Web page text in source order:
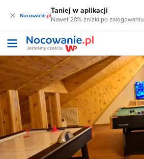
× Taniej w aplikacji
Nawet 20% zniżki po zalogowaniu